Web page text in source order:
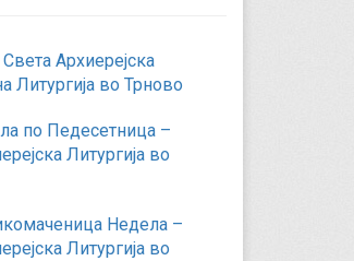
Архиерејска
Литургија во Трново
по Педесетница –
Литургија во
Недела –
Литургија во